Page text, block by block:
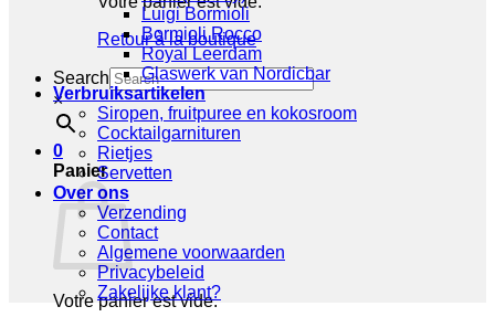
Retour à la boutique
Search
×
0
Panier
Votre panier est vide.
Luigi Bormioli
Bormioli Rocco
Royal Leerdam
Glaswerk van Nordicbar
Verbruiksartikelen
Siropen, fruitpuree en kokosroom
Cocktailgarnituren
Rietjes
Servetten
Over ons
Verzending
Contact
Algemene voorwaarden
Privacybeleid
Zakelijke klant?